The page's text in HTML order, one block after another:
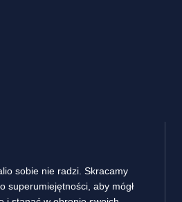
sobie nie radzi. Skracamy
superumiejętności, aby mógł